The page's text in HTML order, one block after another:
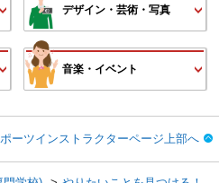
デザイン・芸術・写真
音楽・イベント
ーツインストラクターページ上部へ